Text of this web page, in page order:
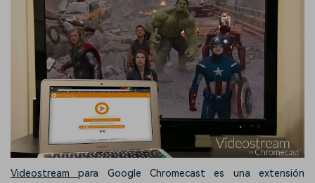
Videostreampara Google Chromecast es una extensión